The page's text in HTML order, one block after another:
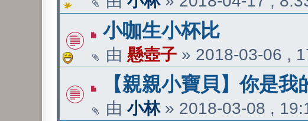
小咖生小杯比
由 懸壺子 » 2018-03-06 ,
【親親小寶貝】你是我
由 小林» 2018-03-08 ,